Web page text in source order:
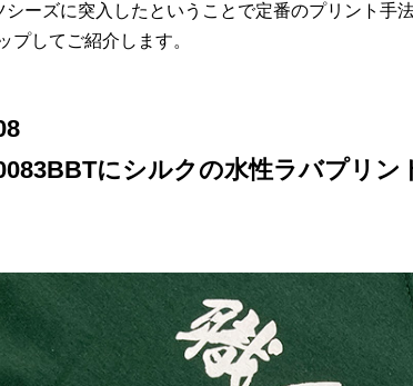
ーズに突入したということで定番のプリント手
プしてご紹介します。
にシルクの水性ラバプリン